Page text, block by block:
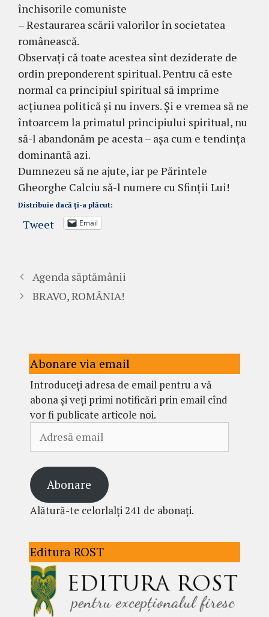
închisorile comuniste
– Restaurarea scării valorilor în societatea
românească.
Observați că toate acestea sînt deziderate de
ordin preponderent spiritual. Pentru că este
normal ca principiul spiritual să imprime
acțiunea politică și nu invers. Și e vremea să ne
întoarcem la primatul principiului spiritual, nu
să-l abandonăm pe acesta – așa cum e tendința
dominantă azi.
Dumnezeu să ne ajute, iar pe Părintele
Gheorghe Calciu să-l numere cu Sfinții Lui!
Distribuie dacă ți-a plăcut:
Tweet Email
Agenda săptămânii
BRAVO, ROMÂNIA!
Abonare via email
Introduceți adresa de email pentru a vă
abona și veți primi notificări prin email cînd
vor fi publicate articole noi.
email
Abonare
Alătură-te celorlalți 241 de abonați.
Editura ROST